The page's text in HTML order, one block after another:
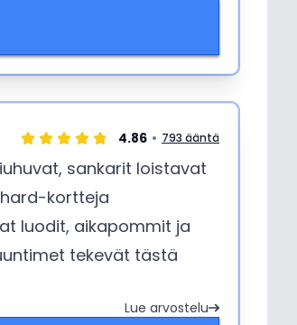
4.86 793 ääntä
sankarit loistavat
kortteja
luodit, aikapommit ja
tekevät tästä
Lue arvostelu